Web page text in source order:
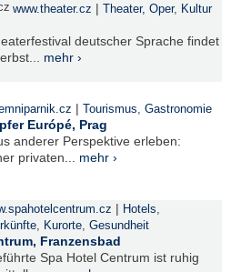
www.theater.cz | Theater, Oper, Kultur
deutscher Sprache findet
mehr ›
| Tourismus, Gastronomie
Európé, Prag
anderer Perspektive erleben:
privaten... mehr ›
| Hotels,
, Kurorte, Gesundheit
Franzensbad
Spa Hotel Centrum ist ruhig